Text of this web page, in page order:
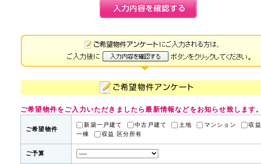
ご希望物件をご入力いただきましたら最新情報などをお知らせ致します。
ご希望物件
新築一戸建て 中古戸建て 土地 マンション
収益
一棟
収益 区分所有
ご予算